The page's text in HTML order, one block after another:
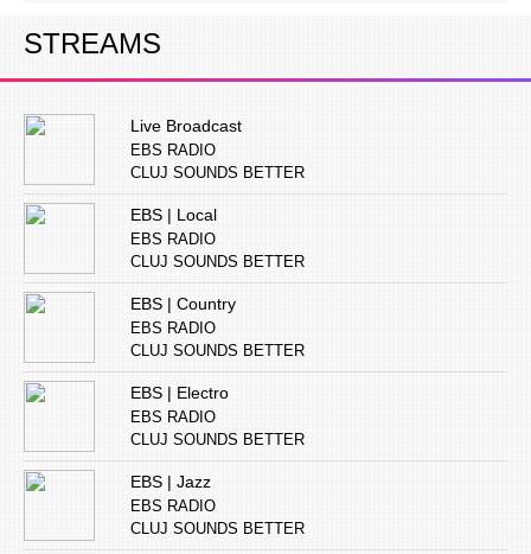
STREAMS
Live Broadcast
EBS RADIO
CLUJ SOUNDS BETTER
EBS | Local
EBS RADIO
CLUJ SOUNDS BETTER
EBS | Country
EBS RADIO
CLUJ SOUNDS BETTER
EBS | Electro
EBS RADIO
CLUJ SOUNDS BETTER
EBS | Jazz
EBS RADIO
CLUJ SOUNDS BETTER